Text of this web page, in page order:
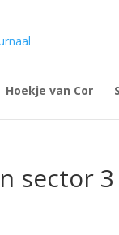
Hoekje van Cor
sector 3